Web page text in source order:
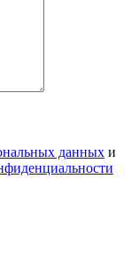
данных и